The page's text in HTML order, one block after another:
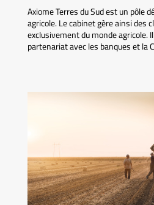
Axiome Terres du Sud est un pôle
agricole. Le cabinet gère ainsi des
exclusivement du monde agricole.
partenariat avec les banques et la